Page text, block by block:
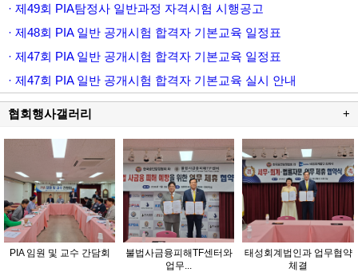
· 제49회 PIA탐정사 일반과정 자격시험 시행공고
· 제48회 PIA 일반 공개시험 합격자 기본교육 일정표
· 제47회 PIA 일반 공개시험 합격자 기본교육 일정표
· 제47회 PIA 일반 공개시험 합격자 기본교육 실시 안내
협회행사갤러리 +
PIA 임원 및 교수 간담회
불법사금융피해TF센터와
업무...
태성회계법인과 업무협약
체결